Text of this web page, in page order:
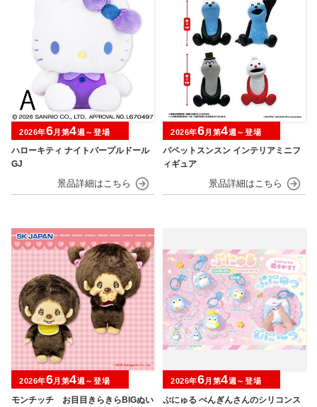
ハローキティ ナイトパープルドール
GJ
2026年6月第4週～登場
パペットスンスン インテリアミニフ
ィギュア
2026年6月第4週～登場
モンチッチ お目目きらきらBIGぬい
2026年6月第4週～登場
ぷにゅる ぺんぎんさんのシリコンス
2026年6月第4週～登場